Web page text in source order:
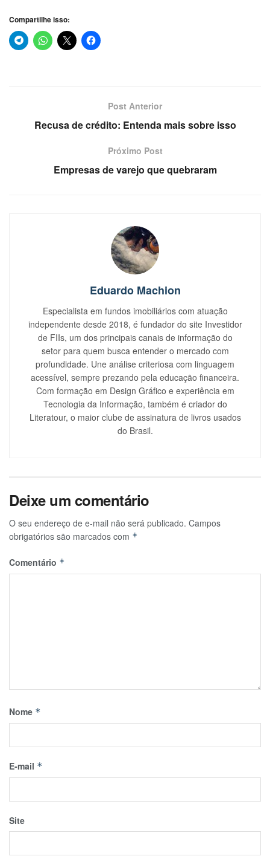
Compartilhe isso:
Post Anterior
Recusa de crédito: Entenda mais sobre isso
Próximo Post
Empresas de varejo que quebraram
Eduardo Machion
Especialista em fundos imobiliários com atuação
independente desde 2018, é fundador do site Investidor
de FIIs, um dos principais canais de informação do
setor para quem busca entender o mercado com
profundidade. Une análise criteriosa com linguagem
acessível, sempre prezando pela educação financeira.
Com formação em Design Gráfico e experiência em
Tecnologia da Informação, também é criador do
Literatour, o maior clube de assinatura de livros usados
do Brasil.
Deixe um comentário
O seu endereço de e-mail não será publicado. Campos
obrigatórios são marcados com *
Comentário *
Nome *
E-mail *
Site